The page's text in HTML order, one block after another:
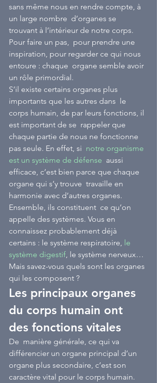
sans même nous en rendre compte, à
un large nombre  d’organes se
trouvant à l’intérieur de notre corps.
Pour faire un pas,  pour prendre une
inspiration, pour regarder ce qui nous
entoure : chaque  organe semble avoir
un rôle primordial.
S’il existe certains organes plus
importants que les autres dans  le
corps humain, de par leurs fonctions, il
est important de se  rappeler que
chaque partie de nous ne fonctionne
pas seule. En effet, si notre organisme
est un système de défense
  aussi
efficace, c’est bien parce que chaque
organe qui s’y trouve  travaille en
harmonie avec d’autres organes.
Ensemble, ils constituent  ce qu’on
appelle des systèmes. Vous en
connaissez probablement déjà
certains : le système respiratoire, le
système digestif , le système nerveux…
Mais savez-vous quels sont les organes
qui les composent ?
Les principaux organes
du corps humain ont
des fonctions vitales
De  manière générale, ce qui va
différencier un organe principal d’un
organe plus secondaire, c’est son
caractère vital pour le corps humain.